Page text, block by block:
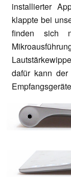
installierter
klappte bei
finden sich
dafür kann